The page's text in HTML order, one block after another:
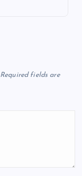
Required fields are